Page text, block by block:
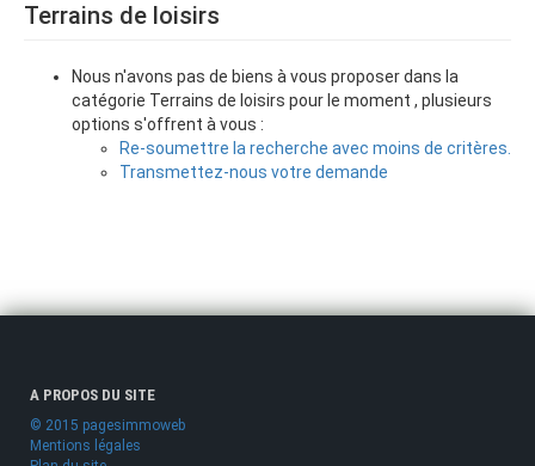
Terrains de loisirs
Nous n'avons pas de biens à vous proposer dans la
catégorie Terrains de loisirs pour le moment , plusieurs
options s'offrent à vous :
Re-soumettre la recherche avec moins de critères.
Transmettez-nous votre demande
A PROPOS DU SITE
© 2015 pagesimmoweb
Mentions légales